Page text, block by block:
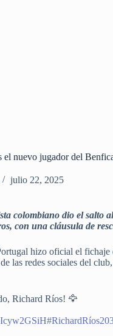
el nuevo jugador del
julio 22, 2025
colombiano dio el salto
con una cláusula de
hizo oficial el fichaje
las redes sociales del
Richard Ríos! 🦅